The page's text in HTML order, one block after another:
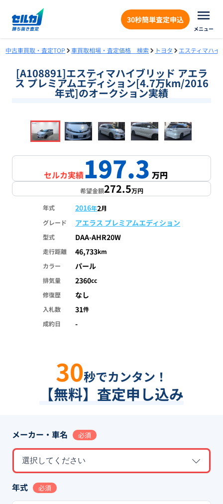
30秒簡単査定申込
メニュー
中古車買取・査定TOP 車買取相場・査定価格 検索 トヨタ エスティマハイ
[A108891]エスティマハイブリッド アエラ
ス プレミアムエディション[4.7万km/2016
年式]のオークション実績
1/18
セルカ実績197.3万円
希望金額272.5万円
年式 2016年2月
グレード
アエラス プレミアムエディション
型式 DAA-AHR20W
走行距離 46,733km
カラー
パール
排気量 2360cc
修復歴
なし
入札数 31件
成約日
-
30秒でカンタン！
【無料】査定申し込み
メーカー・車名 必須
選択してください
年式 必須